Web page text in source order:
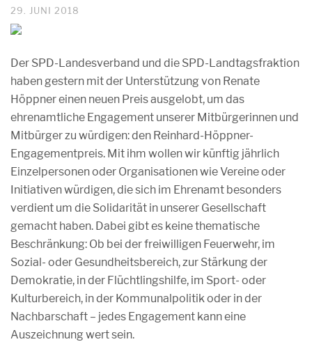
29. JUNI 2018
Der SPD-Landesverband und die SPD-Landtagsfraktion
haben gestern mit der Unterstützung von Renate
Höppner einen neuen Preis ausgelobt, um das
ehrenamtliche Engagement unserer Mitbürgerinnen und
Mitbürger zu würdigen: den Reinhard-Höppner-
Engagementpreis. Mit ihm wollen wir künftig jährlich
Einzelpersonen oder Organisationen wie Vereine oder
Initiativen würdigen, die sich im Ehrenamt besonders
verdient um die Solidarität in unserer Gesellschaft
gemacht haben. Dabei gibt es keine thematische
Beschränkung: Ob bei der freiwilligen Feuerwehr, im
Sozial- oder Gesundheitsbereich, zur Stärkung der
Demokratie, in der Flüchtlingshilfe, im Sport- oder
Kulturbereich, in der Kommunalpolitik oder in der
Nachbarschaft – jedes Engagement kann eine
Auszeichnung wert sein.